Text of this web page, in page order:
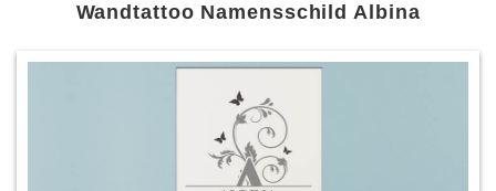
Wandtattoo Namensschild Albina